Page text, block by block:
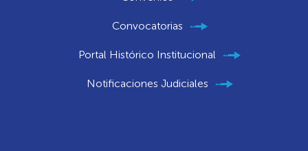
Convocatorias
Portal Histórico Institucional
Notificaciones Judiciales